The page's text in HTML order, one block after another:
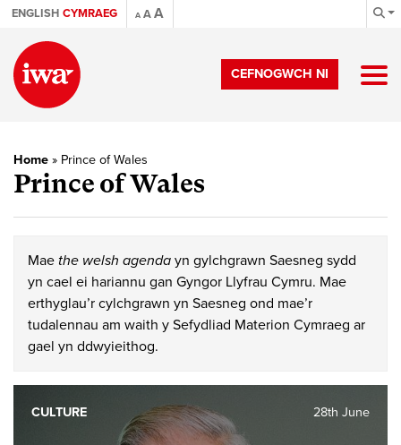
ENGLISH CYMRAEG A AA
CEFNOGWCH NI
Home » Prince of Wales
Prince of Wales
Mae the welsh agenda yn gylchgrawn Saesneg sydd
yn cael ei hariannu gan Gyngor Llyfrau Cymru. Mae
erthyglau’r cylchgrawn yn Saesneg ond mae’r
tudalennau am waith y Sefydliad Materion Cymraeg ar
gael yn ddwyieithog.
28th June
CULTURE